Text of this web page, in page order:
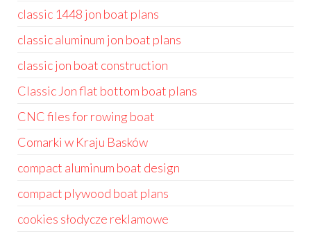
classic 1448 jon boat plans
classic aluminum jon boat plans
classic jon boat construction
Classic Jon flat bottom boat plans
CNC files for rowing boat
Comarki w Kraju Basków
compact aluminum boat design
compact plywood boat plans
cookies słodycze reklamowe